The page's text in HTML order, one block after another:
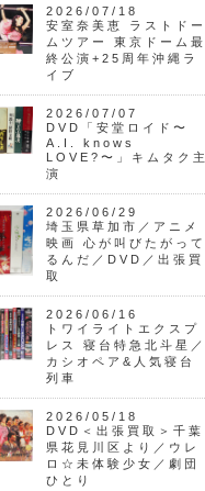
2026/07/18
安室奈美恵 ラストドー
ムツアー 東京ドーム最
終公演+25周年沖縄ラ
イブ
2026/07/07
DVD「安堂ロイド〜
A.I. knows
LOVE?〜」キムタク主
演
2026/06/29
埼玉県草加市／アニメ
映画 心が叫びたがって
るんだ／DVD／出張買
取
2026/06/16
トワイライトエクスプ
レス 寝台特急北斗星／
カシオペア&人気寝台
列車
2026/05/18
DVD＜出張買取＞千葉
県花見川区より／ウレ
ロ☆未体験少女／劇団
ひとり